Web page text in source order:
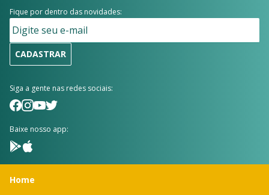
Fique por dentro das novidades:
CADASTRAR
Siga a gente nas redes sociais:
Baixe nosso app:
Home